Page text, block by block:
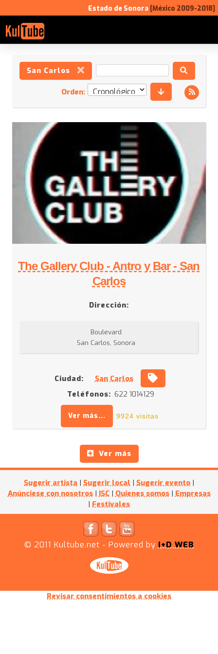
Estado de Sonora [México 2009-2018]
San Carlos
Orden:
The Gallery Club - Antro y Bar - San
Carlos
Dirección:
Boulevard
San Carlos, Sonora
Ciudad:
San Carlos
Teléfonos: 622 1014129
Ver más... 9924 visitas
Ver más
Sugerir artista | Sugerir local | Sugerir evento |
Anúnciese con nosotros | ISC | Quienes somos | Empresas
| Festivales
© 2011 Kultube.net - Powered by I+D WEB
Revisar consentimientos a cookies